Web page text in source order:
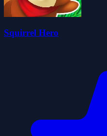
Squirrel Hero